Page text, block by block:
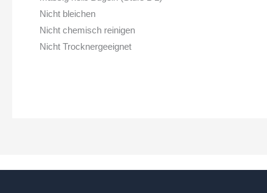
Nicht bleichen
Nicht chemisch reinigen
Nicht Trocknergeeignet